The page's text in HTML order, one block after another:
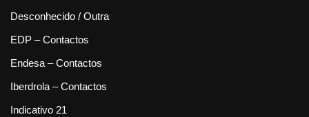
Desconhecido / Outra
EDP – Contactos
Endesa – Contactos
Iberdrola – Contactos
Indicativo 21